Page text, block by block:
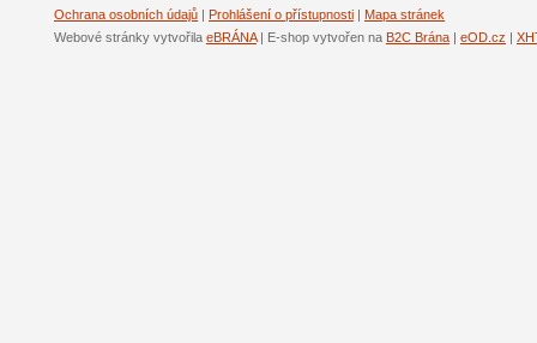
Ochrana osobních údajů | Prohlášení o přístupnosti | Mapa stránek
Webové stránky vytvořila eBRÁNA| E-shop vytvořen na B2C Brána | eOD.cz |